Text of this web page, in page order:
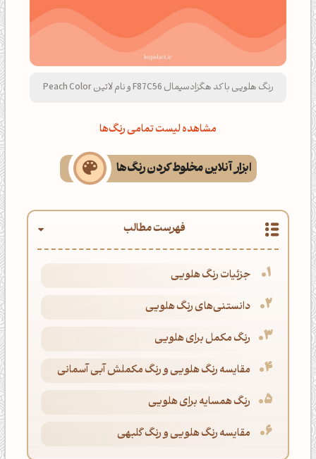
رنگ هلویی با کد هگزادسیمال F87C56 و نام لاتین Peach Color
مشاهده لیست تمامی رنگ‌ها
ابزار آنلاین مخلوط کردن رنگ‌ها
فهرست مطالب
جزئیات رنگ هلویی
دانستنی‌های رنگ هلویی
رنگ مکمل برای هلویی
مقایسه رنگ هلویی و رنگ مکملش آبی آسمانی
رنگ همسایه برای هلویی
مقایسه رنگ هلویی و رنگ گلبهی